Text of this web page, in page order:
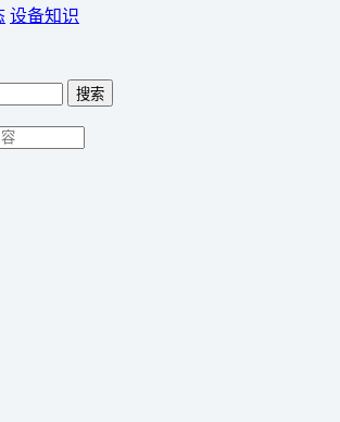
设备知识